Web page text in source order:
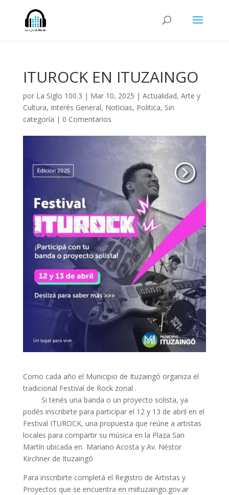
ITUROCK EN ITUZAINGO
por La Siglo 100.3 | Mar 10, 2025 | Actualidad, Arte y
Cultura, Interés General, Noticias, Politica, Sin
categoría | 0 Comentarios
Como cada año el Municipio de Ituzaingó organiza el
tradicional Festival de Rock zonal .
Si tenés una banda o un proyecto solista, ya
podés inscribirte para participar el 12 y 13 de abril en el
Festival ITUROCK, una propuesta que reúne a artistas
locales para compartir su música en la Plaza San
Martín ubicada en Mariano Acosta y Av. Néstor
Kirchner de Ituzaingó
Para inscribirte completá el Registro de Artistas y
Proyectos que se encuentra en miituzaingo.gov.ar